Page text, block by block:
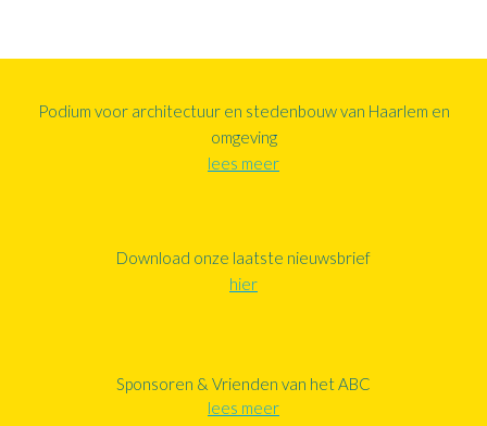
Podium voor architectuur en stedenbouw van Haarlem en
omgeving
lees meer
Download onze laatste nieuwsbrief
hier
Sponsoren & Vrienden van het ABC
lees meer